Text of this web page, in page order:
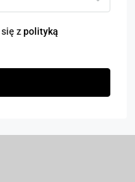
zpolityką